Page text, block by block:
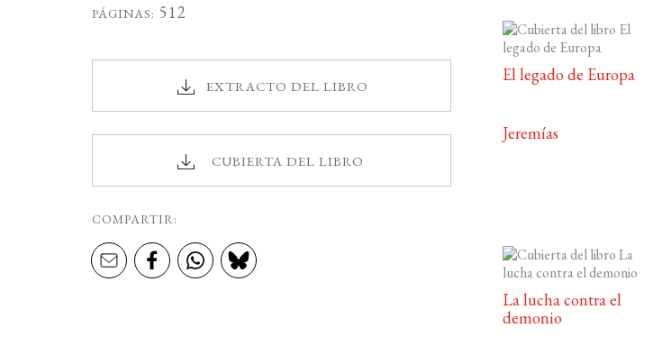
PÁGINAS: 512
EXTRACTO DEL LIBRO
CUBIERTA DEL LIBRO
COMPARTIR:
El legado de Europa
Jeremías
La lucha contra el
demonio